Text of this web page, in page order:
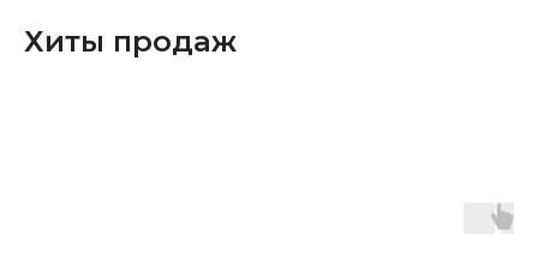
Хиты продаж